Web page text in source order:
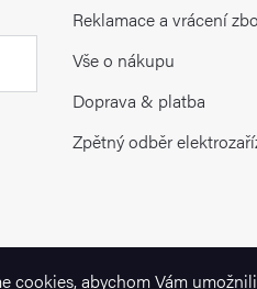
cookies, abychom Vám
Reklamace a vrácení
Vše o nákupu
Doprava & platba
Zpětný odběr